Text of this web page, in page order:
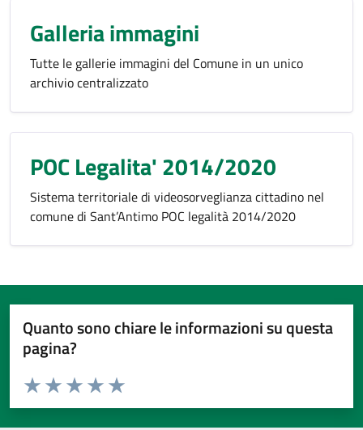
Galleria immagini
Tutte le gallerie immagini del Comune in un unico
archivio centralizzato
POC Legalita' 2014/2020
Sistema territoriale di videosorveglianza cittadino nel
comune di Sant’Antimo POC legalità 2014/2020
Quanto sono chiare le informazioni su questa
pagina?
Valuta da 1 a 5 stelle la pagina
Valuta 5 stelle su 5
Valuta 4 stelle su 5
Valuta 3 stelle su 5
Valuta 2 stelle su 5
Valuta 1 stelle su 5